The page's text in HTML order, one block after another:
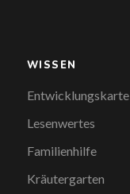
WISSEN
Entwicklungskarte
Lesenwertes
Familienhilfe
Kräutergarten